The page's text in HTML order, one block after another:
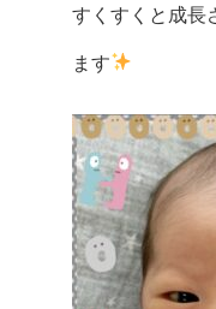
すくすくと成長
ます